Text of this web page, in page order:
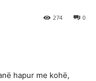
0
274
hapur me kohë,